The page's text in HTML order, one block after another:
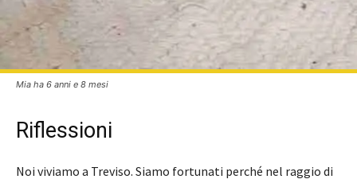
Mia ha 6 anni e 8 mesi
Riflessioni
Noi viviamo a Treviso. Siamo fortunati perché nel raggio di